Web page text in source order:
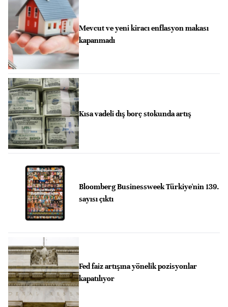
Mevcut ve yeni kiracı enflasyon makası
kapanmadı
Kısa vadeli dış borç stokunda artış
Bloomberg Businessweek Türkiye'nin 139.
sayısı çıktı
Fed faiz artışına yönelik pozisyonlar
kapatılıyor